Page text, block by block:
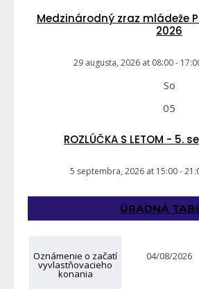
Medzinárodný zraz mládeže
2026
29 augusta, 2026 at 08:00-
So
05
ROZLÚČKA S LETOM - 5.
5 septembra, 2026 at 15:00-
ÚRADNÁ
Oznámenie o začatí
vyvlastňovacieho
konania
04/08/2026